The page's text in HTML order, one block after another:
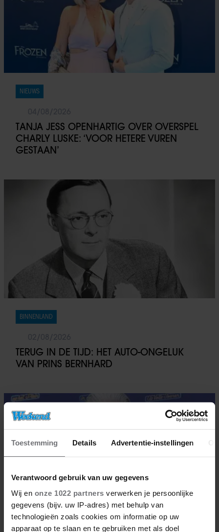
Toestemming Details Advertentie-instellingen
Verantwoord gebruik van uw gegevens
Wij en onze 1022 partners verwerken je persoonlijke
gegevens (bijv. uw IP-adres) met behulp van
technologieën zoals cookies om informatie op uw
apparaat op te slaan en te gebruiken met als doel
NIEUWS
TANJA JESS OPENHARTIG OVER OVERSPEL
CHARLY LUSKE: ‘VOOR HETERE VUREN
GESTAAN’
BINNENLAND
TERUG IN DE TIJD: HET AUTO-ONGELUK
VAN PRINS BERNHARD
BN'ERS